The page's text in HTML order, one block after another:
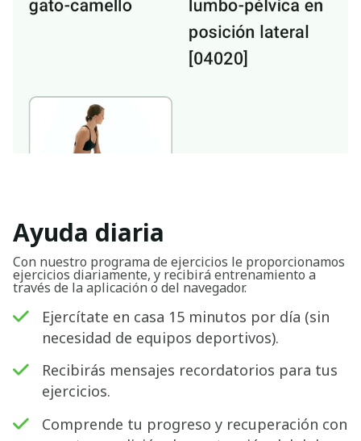
Ayuda diaria
Con nuestro programa de ejercicios le proporcionamos
ejercicios diariamente, y recibirá entrenamiento a
través de la aplicación o del navegador.
Ejercítate en casa 15 minutos por día (sin
necesidad de equipos deportivos).
Recibirás mensajes recordatorios para tus
ejercicios.
Comprende tu progreso y recuperación con